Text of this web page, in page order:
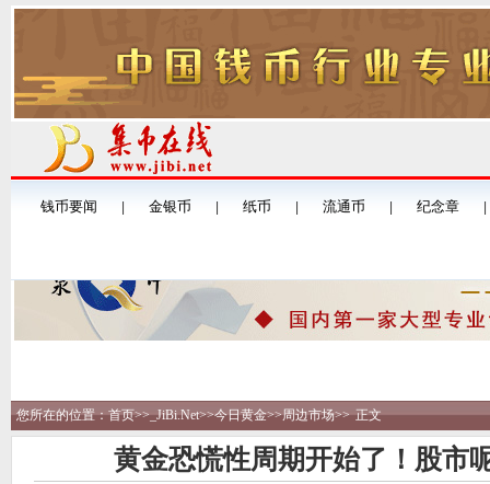
您所在的位置：首页>>_JiBi.Net>>今日黄金>>周边市场>> 正文
黄金恐慌性周期开始了！股市